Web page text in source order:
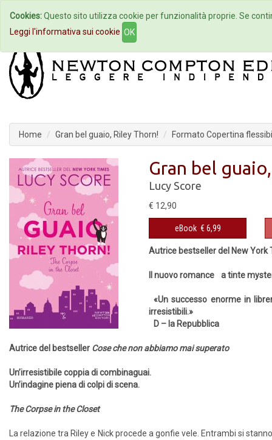
Home Autori Eventi
Home Gran bel guaio, Riley Thorn! Formato Copertina
Gran bel
Lucy Score
€ 12,90
eBook € 6,99
Autrice bestseller del New York
Il nuovo romance a tinte
«Un successo enorme in
irresistibili.»
D – la Repubblica
Autrice del bestseller Cose che non abbiamo mai superato
Un’irresistibile coppia di combinaguai.
Un’indagine piena di colpi di scena.
The Corpse in the Closet
La relazione tra Riley e Nick procede a gonfie vele. Entrambi si
Cookies:Questo sito utilizza cookie per funzionalità proprie. Se
Leggi l'informativa sui cookie OK